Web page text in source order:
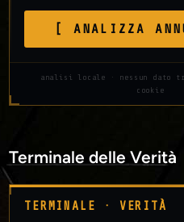
[ ANALIZZA
analisi locale · nessun dato
cookie
Terminale delle Verità
TERMINALE · VERITÀ